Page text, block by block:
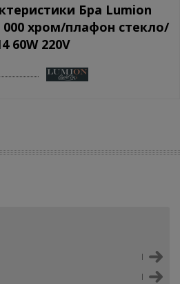
Бра Lumion
000 хром/плафон стекло/
60W 220V